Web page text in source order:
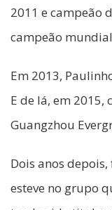
2011 e campeão
campeão
Em 2013,
E de lá, em
Guangzhou
Dois anos
esteve no grupo